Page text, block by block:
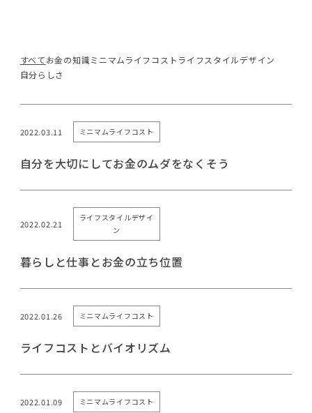
すべてお金の知識ミニマムライフコスト ライフスタイルデザイン
自分らしさ
2022.03.11 ミニマムライフコスト
自分を大切にしてお金のムダをなくそう
2022.02.21
ライフスタイルデザイ
ン
暮らしと仕事とお金の立ち位置
2022.01.26 ミニマムライフコスト
ライフコストとバイオリズム
2022.01.09 ミニマムライフコスト